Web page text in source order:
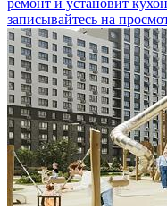
ремонт и установит
записывайтесь на